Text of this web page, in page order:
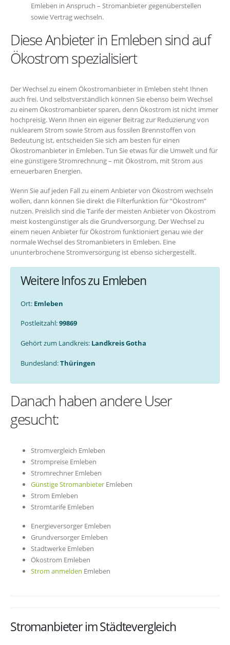
Emleben in Anspruch – Stromanbieter gegenüberstellen
sowie Vertrag wechseln.
Diese Anbieter in Emleben sind auf
Ökostrom spezialisiert
Der Wechsel zu einem Ökostromanbieter in Emleben steht Ihnen
auch frei. Und selbstverständlich können Sie ebenso beim Wechsel
zu einem Ökostromanbieter sparen, denn Ökostrom ist nicht immer
hochpreisig. Wenn Ihnen ein eigener Beitrag zur Reduzierung von
nuklearem Strom sowie Strom aus fossilen Brennstoffen von
Bedeutung ist, entscheiden Sie sich am besten für einen
Ökostromanbieter in Emleben. Tun Sie etwas für die Umwelt und für
eine günstigere Stromrechnung – mit Ökostrom, mit Strom aus
erneuerbaren Energien.
Wenn Sie auf jeden Fall zu einem Anbieter von Ökostrom wechseln
wollen, dann können Sie direkt die Filterfunktion für “Ökostrom”
nutzen. Preislich sind die Tarife der meisten Anbieter von Ökostrom
meist kostengünstiger als die Grundversorgung. Der Wechsel zu
einem neuen Anbieter für Ökostrom funktioniert genau wie der
normale Wechsel des Stromanbieters in Emleben. Eine
ununterbrochene Stromversorgung ist ebenso sichergestellt.
Weitere Infos zu Emleben
Ort: Emleben
Postleitzahl:99869
Gehört zum Landkreis: Landkreis Gotha
Bundesland:Thüringen
Danach haben andere User
gesucht:
Stromvergleich Emleben
Strompreise Emleben
Stromrechner Emleben
Günstige Stromanbieter Emleben
Strom Emleben
Stromtarife Emleben
Energieversorger Emleben
Grundversorger Emleben
Stadtwerke Emleben
Ökostrom Emleben
Strom anmelden Emleben
Stromanbieter im Städtevergleich